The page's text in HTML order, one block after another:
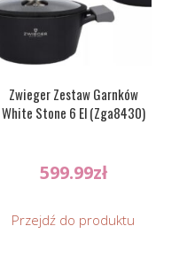
Zwieger Zestaw Garnków
White Stone 6 El (Zga8430)
599.99zł
Przejdź do produktu